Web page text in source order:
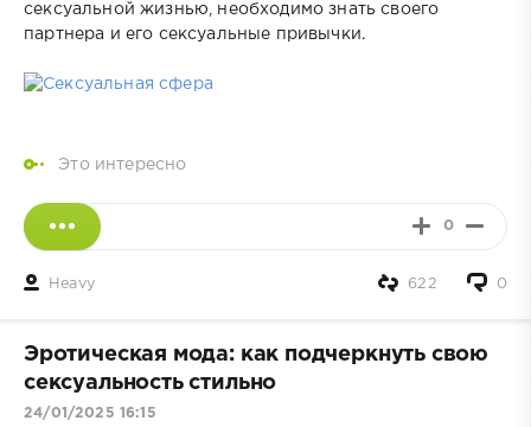
сексуальной жизнью, необходимо знать своего
партнера и его сексуальные привычки.
Это интересно
0
Heavy 0
622
Эротическая мода: как подчеркнуть свою
сексуальность стильно
24/01/2025 16:15